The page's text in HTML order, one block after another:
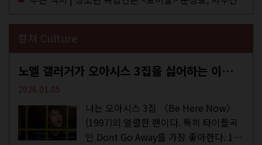
컬쳐 Culture
노엘 갤러거가 오아시스 3집을 싫어하는 이유 | DEFINITELY MAYBE, AGAIN
2026.01.05
나는 오아시스 3집 〈Be Here Now〉
(1997)의 열렬한 팬이다. 특히 타이틀곡
인 Dont Go Away를 가장 좋아한다. 15